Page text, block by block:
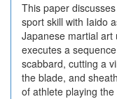
This paper
sport skill with Iaido
Japanese martial art
executes a
scabbard, cutting a
the blade, and
of athlete playing